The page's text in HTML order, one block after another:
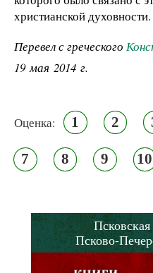
христианской духовности.
Перевел с греческого
19 мая 2014 г.
Оценка: 1 2
7 8 9 10
Псково-